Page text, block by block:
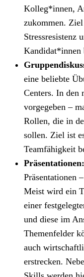
Kolleg*innen,
zukommen.
Stressresistenz
Kandidat*innen
eine beliebte
Centers. In den
vorgegeben –
Rollen, die in
sollen. Ziel ist
Teamfähigkeit
Präsentationen:
Präsentationen
Meist wird ein
einer
und diese im
Themenfelder
auch
erstrecken.